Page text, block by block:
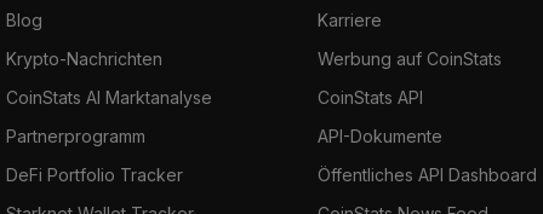
Blog
Krypto-Nachrichten
CoinStats AI Marktanalyse
Partnerprogramm
DeFi Portfolio Tracker
Karriere
Werbung auf CoinStats
CoinStats API
API-Dokumente
Öffentliches API Dashboard